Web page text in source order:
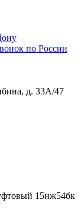
по России
д. 33А/47
15нж54бк